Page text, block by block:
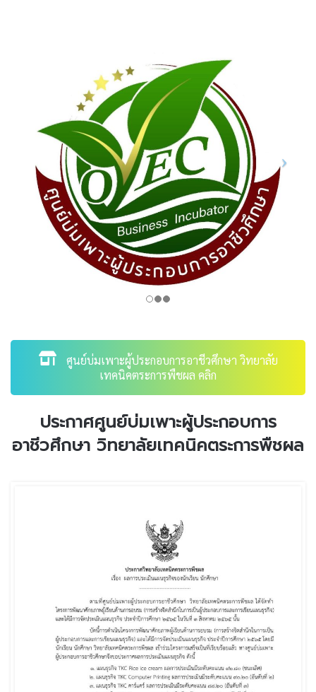
ศูนย์บ่มเพาะผู้ประกอบการอาชีวศึกษา วิทยาลัย
เทคนิคตระการพืชผล คลิก
ประกาศศูนย์บ่มเพาะผู้ประกอบการ
อาชีวศึกษา วิทยาลัยเทคนิคตระการพืชผล